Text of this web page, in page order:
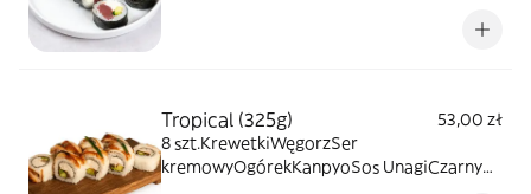
Tropical (325g)
53,00 zł
8 szt.KrewetkiWęgorzSer
kremowyOgórekKanpyoSos UnagiCzarny